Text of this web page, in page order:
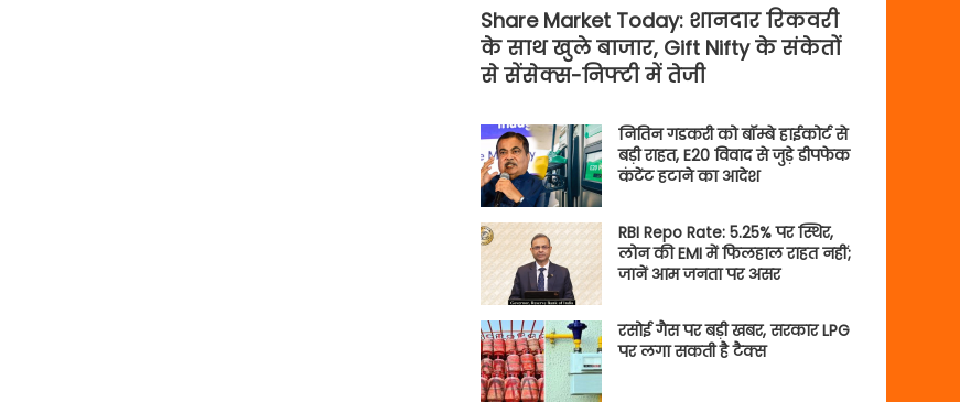
Share Market Today: शानदार रिकवरी
के साथ खुले बाजार, Gift Nifty के संकेतों
से सेंसेक्स-निफ्टी में तेजी
नितिन गडकरी को बॉम्बे हाईकोर्ट से
बड़ी राहत, E20 विवाद से जुड़े डीपफेक
कंटेंट हटाने का आदेश
RBI Repo Rate: 5.25% पर स्थिर,
लोन की EMI में फिलहाल राहत नहीं;
जानें आम जनता पर असर
रसोई गैस पर बड़ी खबर, सरकार LPG
पर लगा सकती है टैक्स